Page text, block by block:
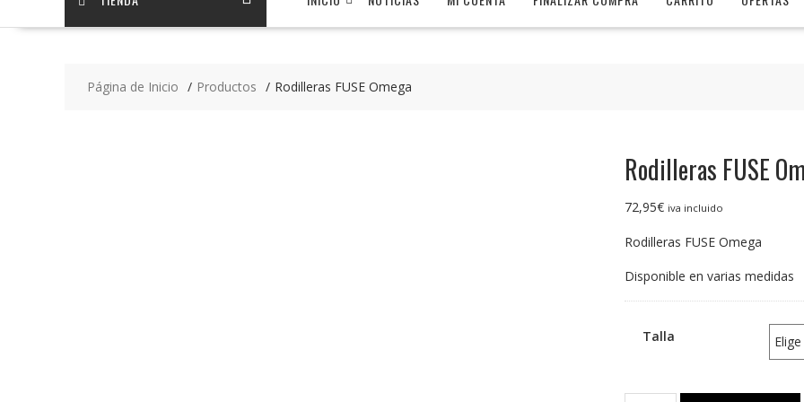
Página de Inicio Productos Rodilleras FUSE Omega
Rodilleras FUSE
72,95€ iva incluido
Rodilleras FUSE Omega
Disponible en varias medidas
Talla